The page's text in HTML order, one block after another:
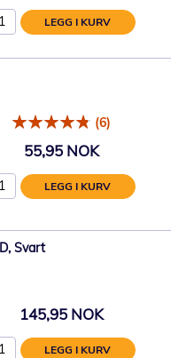
LEGG I KURV
(6)
55,95 NOK
LEGG I KURV
Svart
145,95 NOK
LEGG I KURV